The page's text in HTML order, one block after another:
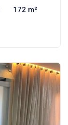
172 m²